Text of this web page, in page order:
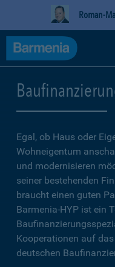
Roman-
Egal, ob Haus oder
Wohneigentum
und modernisieren
seiner bestehenden
braucht einen guten
Barmenia-HYP ist ein
Kooperationen auf
deutschen